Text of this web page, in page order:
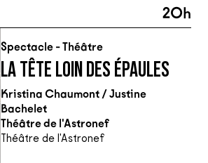
20h
Spectacle - Théâtre
LA TÊTE LOIN DES ÉPAULES
Kristina Chaumont / Justine
Bachelet
Théâtre de l'Astronef
Théâtre de l'Astronef